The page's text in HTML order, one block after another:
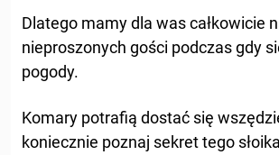
Dlatego mamy dla was całkowicie
nieproszonych gości podczas gdy
pogody.
Komary potrafią dostać się
koniecznie poznaj sekret tego